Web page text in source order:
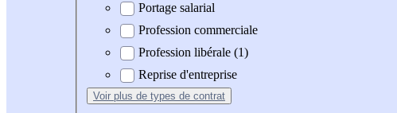
Portage salarial
Profession commerciale
Profession libérale (1)
Reprise d'entreprise
Voir plus de types de contrat